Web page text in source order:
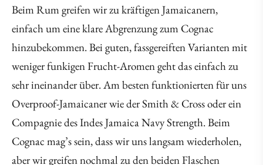
Beim Rum greifen wir zu kräftigen Jamaicanern,
einfach um eine klare Abgrenzung zum Cognac
hinzubekommen. Bei guten, fassgereiften Varianten mit
weniger funkigen Frucht-Aromen geht das einfach zu
sehr ineinander über. Am besten funktionierten für uns
Overproof-Jamaicaner wie der Smith & Cross oder ein
Compagnie des Indes Jamaica Navy Strength. Beim
Cognac mag’s sein, dass wir uns langsam wiederholen,
aber wir greifen nochmal zu den beiden Flaschen